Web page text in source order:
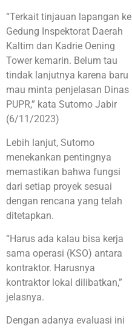
“Terkait tinjauan lapangan ke
Gedung Inspektorat Daerah
Kaltim dan Kadrie Oening
Tower kemarin. Belum tau
tindak lanjutnya karena baru
mau minta penjelasan Dinas
PUPR,” kata Sutomo Jabir
(6/11/2023)
Lebih lanjut, Sutomo
menekankan pentingnya
memastikan bahwa fungsi
dari setiap proyek sesuai
dengan rencana yang telah
ditetapkan.
“Harus ada kalau bisa kerja
sama operasi (KSO) antara
kontraktor. Harusnya
kontraktor lokal dilibatkan,”
jelasnya.
Dengan adanya evaluasi ini